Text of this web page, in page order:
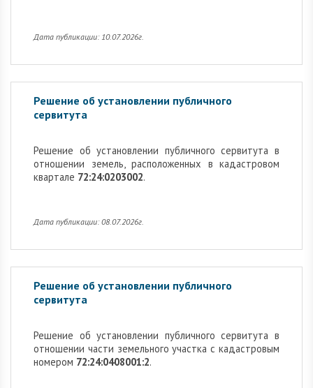
Дата публикации: 10.07.2026г.
Решение об установлении публичного
сервитута
Решение об установлении публичного сервитута в
отношении земель, расположенных в кадастровом
квартале 72:24:0203002.
Дата публикации: 08.07.2026г.
Решение об установлении публичного
сервитута
Решение об установлении публичного сервитута в
отношении части земельного участка с кадастровым
номером 72:24:0408001:2.